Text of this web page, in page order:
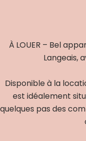
À LOUER – Bel
Langeais,
Disponible à la
est idéalement
quelques pas des